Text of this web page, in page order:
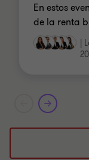
En estos
de la renta